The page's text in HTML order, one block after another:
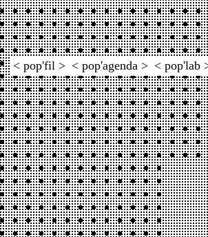
< pop'fil > < pop'agenda > < pop'lab